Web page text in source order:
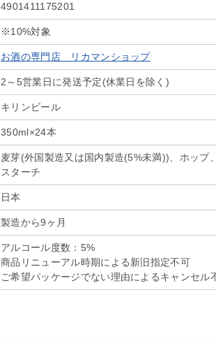
4901411175201
※10%対象
お酒の専門店 リカマンショップ
2～5営業日に発送予定(休業日を除く)
キリンビール
350ml×24本
麦芽(外国製造又は国内製造(5%未満))、ホップ
スターチ
日本
製造から9ヶ月
アルコール度数：5%
商品リニューアル時期による新旧指定不可
ご希望パッケージでない理由によるキャンセル